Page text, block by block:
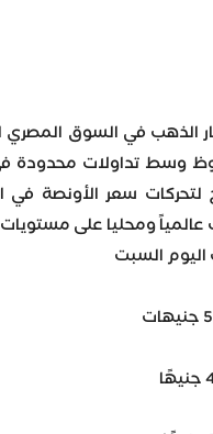
الذهب في السوق المصري
وسط تداولات محدودة
سعر الأونصة في
عالمياً ومحليا على
اليوم السبت